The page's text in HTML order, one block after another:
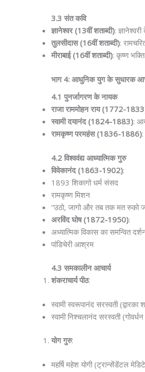
3.3 संत कवि
ज्ञानेश्वर (13वीं शताब्दी):
तुलसीदास (16वीं शताब्दी):
मीराबाई (16वीं शताब्दी): कृष्ण भक्ति
भाग 4: आधुनिक युग के सुधारक
4.1 पुनर्जागरण के नायक
राजा राममोहन राय (1772-
स्वामी दयानंद (1824-1883):
रामकृष्ण परमहंस (1836-1886)
4.2 विश्ववंद्य आध्यात्मिक गुरु
विवेकानंद (1863-1902):
1893 शिकागो धर्म संसद
रामकृष्ण मिशन
“उठो, जागो और तब तक मत रुको
अरविंद घोष (1872-1950):
अध्यात्मिक विकास का समन्वित
पांडिचेरी आश्रम
4.3 समकालीन आचार्य
शंकराचार्य पीठ:
स्वामी स्वरूपानंद सरस्वती (द्वारका
स्वामी निश्चलानंद सरस्वती
योग गुरु:
महर्षि महेश योगी (ट्रान्सेंडेंटल